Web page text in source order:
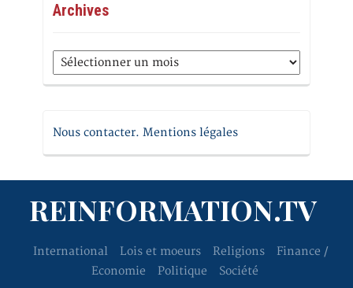
Archives
Archives
Nous contacter. Mentions légales
REINFORMATION.TV
International Lois et moeurs Religions
Finance /
Economie
Politique Société